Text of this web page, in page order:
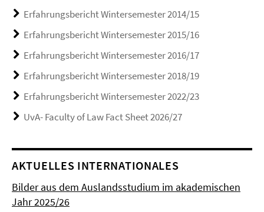
Erfahrungsbericht Wintersemester 2014/15
Erfahrungsbericht Wintersemester 2015/16
Erfahrungsbericht Wintersemester 2016/17
Erfahrungsbericht Wintersemester 2018/19
Erfahrungsbericht Wintersemester 2022/23
UvA- Faculty of Law Fact Sheet 2026/27
AKTUELLES INTERNATIONALES
Bilder aus dem Auslandsstudium im akademischen
Jahr 2025/26